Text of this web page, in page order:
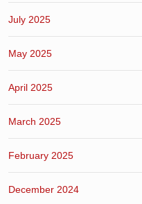
July 2025
May 2025
April 2025
March 2025
February 2025
December 2024